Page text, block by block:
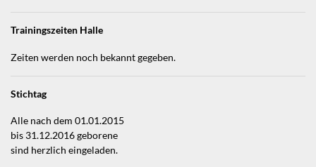
Trainingszeiten Halle
Zeiten werden noch bekannt gegeben.
Stichtag
Alle nach dem 01.01.2015
bis 31.12.2016 geborene
sind herzlich eingeladen.